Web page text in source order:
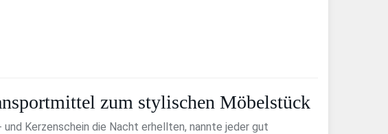
zum stylischen Möbelstück
Kerzenschein die Nacht erhellten, nannte jeder gut